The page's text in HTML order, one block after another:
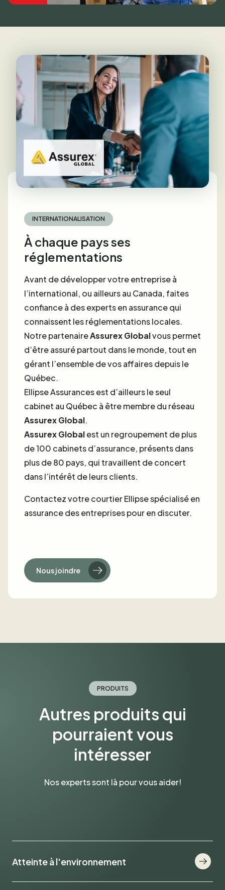
INTERNATIONALISATION
À chaque pays ses
réglementations
Avant de développer votre entreprise à
l’international, ou ailleurs au Canada, faites
confiance à des experts en assurance qui
connaissent les réglementations locales.
Notre partenaireAssurex Globalvous permet
d’être assuré partout dans le monde, tout en
gérant l’ensemble de vos affaires depuis le
Québec.
Ellipse Assurances est d’ailleurs le seul
cabinet au Québec à être membre du réseau
Assurex Global.
Assurex Globalest un regroupement de plus
de 100 cabinets d’assurance, présents dans
plus de 80 pays, qui travaillent de concert
dans l’intérêt de leurs clients.
Contactez votre courtier Ellipse spécialisé en
assurance des entreprises pour en discuter.
Nous joindre
PRODUITS
Autres produits qui
pourraient vous
intéresser
Nos experts sont là pour vous aider!
Atteinte à l'environnement